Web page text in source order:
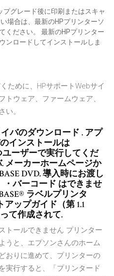
グレード後に印刷またはスキャ
場合は、最新のHPプリンターソ
ください。 最新のHPプリンター
ンロードしてインストールしま
ために、HPサポートWebサイ
トウェア、ファームウェア、
い。
バのダウンロード . アプ
インストールは
ーザーで実行してくだ
メーカーホームページか
DVD. 導入時にお渡し
バーコード はできませ
ラベルプリンタ
アップガイド（第 1.1
て作成されて.
トールできません プリンター
うと、エプソンさんのホーム
おりに進めて、プリンターの
実行すると、「プリンタード